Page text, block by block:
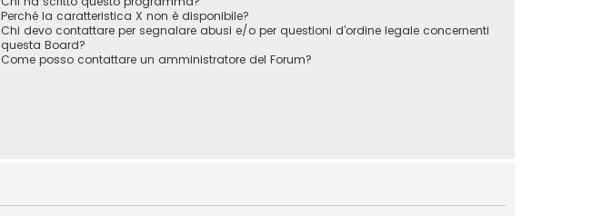
Perché la caratteristica X non è disponibile?
Chi devo contattare per segnalare abusi e/o per questioni d’ordine legale concernenti
questa Board?
Come posso contattare un amministratore del Forum?